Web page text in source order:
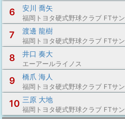
6 安川 喬矢
福岡トヨタ硬式野球クラブ FTサ
7 渡邊 龍樹
福岡トヨタ硬式野球クラブ FTサ
8 井口 奏大
エーアールライノス
9 橋爪 海人
福岡トヨタ硬式野球クラブ FTサ
10 三原 大地
福岡トヨタ硬式野球クラブ FTサ